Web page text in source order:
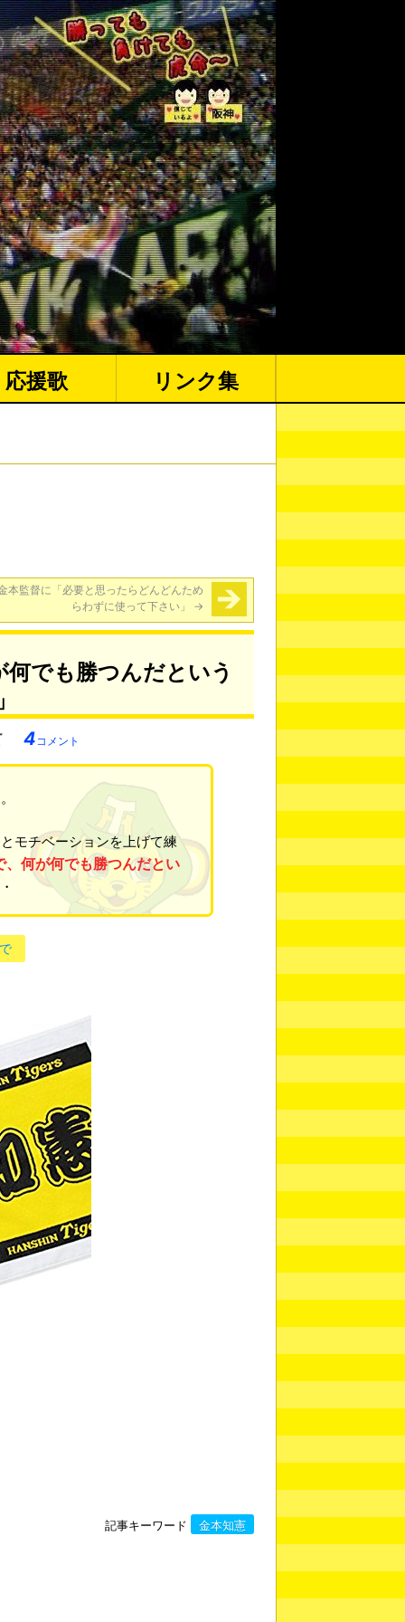
応援歌 リンク集
本監督に「必要と思ったらどんどんため
らわずに使って下さい」 →
でも勝つんだという
4コメント
モチベーションを上げて練
、何が何でも勝つんだとい
記事キーワード 金本知憲